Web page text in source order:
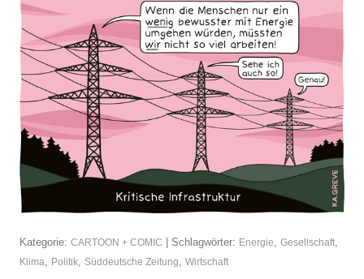
Kategorie: CARTOON + COMIC | Schlagwörter: Energie Gesellschaft
Klima Politik Süddeutsche Zeitung Wirtschaft